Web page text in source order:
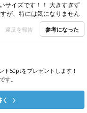
サイズです！！ 大きすぎず
が、特には気になりません
違反を報告 参考になった
ト50ptをプレゼントします！
す。